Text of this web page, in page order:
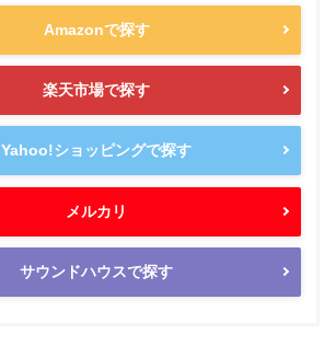
Amazonで探す
楽天市場で探す
Yahoo!ショッピングで探す
メルカリ
サウンドハウスで探す